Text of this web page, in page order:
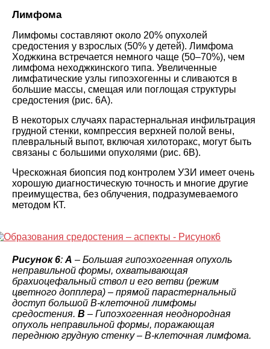
Лимфома
Лимфомы составляют около 20% опухолей
средостения у взрослых (50% у детей). Лимфома
Ходжкина встречается немного чаще (50–70%), чем
лимфома неходжкинского типа. Увеличенные
лимфатические узлы гипоэхогенны и сливаются в
большие массы, смещая или поглощая структуры
средостения (рис. 6A).
В некоторых случаях парастернальная инфильтрация
грудной стенки, компрессия верхней полой вены,
плевральный выпот, включая хилоторакс, могут быть
связаны с большими опухолями (рис. 6В).
Чрескожная биопсия под контролем УЗИ имеет очень
хорошую диагностическую точность и многие другие
преимущества, без облучения, подразумеваемого
методом КТ.
Рисунок 6: A – Большая гипоэхогенная опухоль
неправильной формы, охватывающая
брахиоцефальный ствол и его ветви (режим
цветного допплера) – прямой парастернальный
доступ большой B-клеточной лимфомы
средостения. B – Гипоэхогенная неоднородная
опухоль неправильной формы, поражающая
переднюю грудную стенку – В-клеточная лимфома.